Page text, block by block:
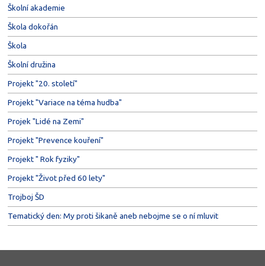
Školní akademie
Škola dokořán
Škola
Školní družina
Projekt "20. století"
Projekt "Variace na téma hudba"
Projek "Lidé na Zemi"
Projekt "Prevence kouření"
Projekt " Rok fyziky"
Projekt "Život před 60 lety"
Trojboj ŠD
Tematický den: My proti šikaně aneb nebojme se o ní mluvit